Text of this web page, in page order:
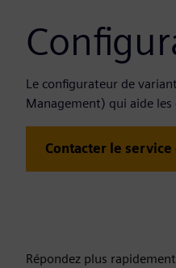
Le configurateur de
Management) qui aide
Contacter le service
Répondez plus